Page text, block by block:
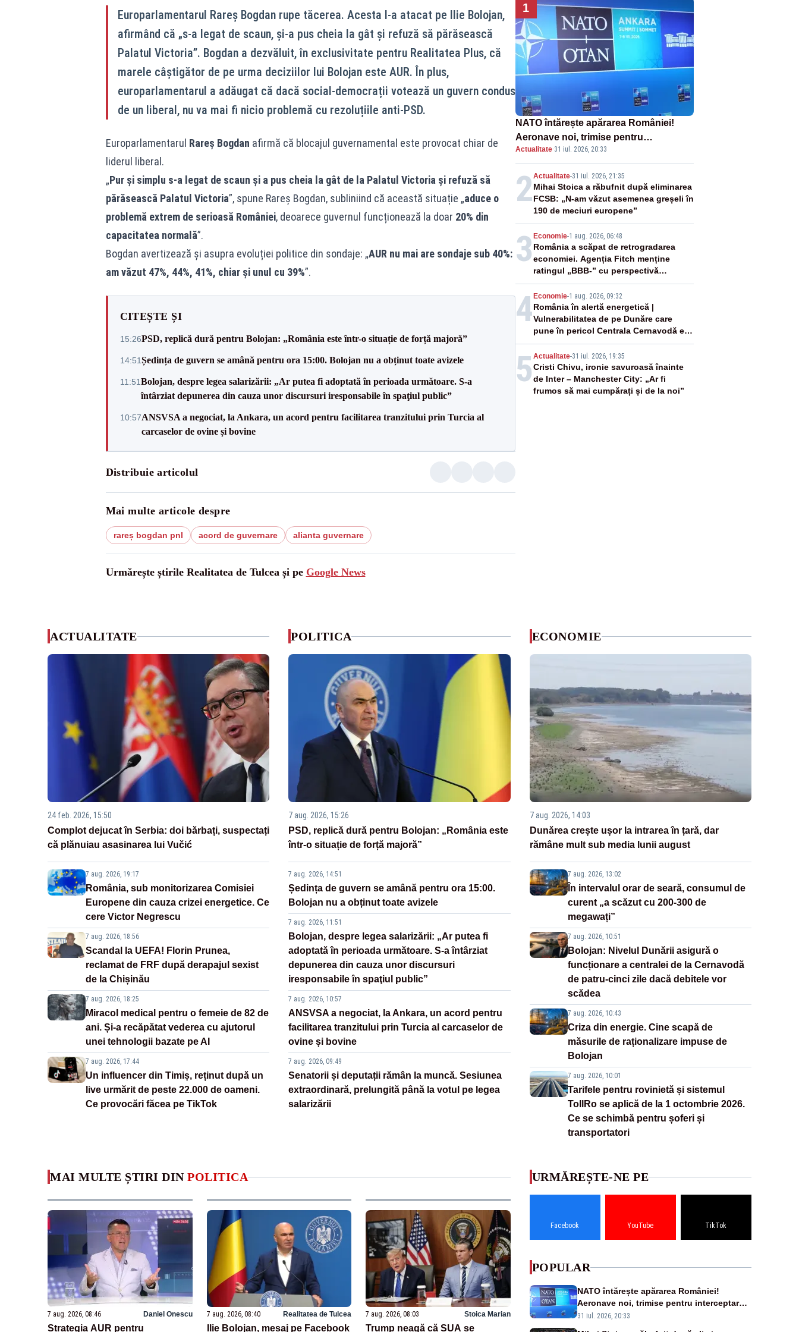
Europarlamentarul Rareș Bogdan rupe tăcerea. Acesta l-a atacat pe Ilie Bolojan,
afirmând că „s-a legat de scaun, și-a pus cheia la gât și refuză să părăsească
Palatul Victoria”. Bogdan a dezvăluit, în exclusivitate pentru Realitatea Plus, că
marele câștigător de pe urma deciziilor lui Bolojan este AUR. În plus,
europarlamentarul a adăugat că dacă social-democrații votează un guvern condus
de un liberal, nu va mai fi nicio problemă cu rezoluțiile anti-PSD.
Europarlamentarul Rareș Bogdan afirmă că blocajul guvernamental este provocat chiar de
liderul liberal.
„Pur și simplu s-a legat de scaun și a pus cheia la gât de la Palatul Victoria și refuză să
părăsească Palatul Victoria”, spune Rareș Bogdan, subliniind că această situație „aduce o
problemă extrem de serioasă României, deoarece guvernul funcționează la doar 20% din
capacitatea normală”.
Bogdan avertizează și asupra evoluției politice din sondaje: „AUR nu mai are sondaje sub 40%:
am văzut 47%, 44%, 41%, chiar și unul cu 39%”.
CITEȘTE ȘI
15:26PSD, replică dură pentru Bolojan: „România este într-o situație de forță majoră”
14:51Ședința de guvern se amână pentru ora 15:00. Bolojan nu a obținut toate avizele
11:51Bolojan, despre legea salarizării: „Ar putea fi adoptată în perioada următoare. S-a
întârziat depunerea din cauza unor discursuri iresponsabile în spaţiul public”
10:57ANSVSA a negociat, la Ankara, un acord pentru facilitarea tranzitului prin Turcia al
carcaselor de ovine și bovine
Distribuie articolul
Mai multe articole despre
rareș bogdan pnl acord de guvernare alianta guvernare
Urmărește știrile Realitatea de Tulcea și pe Google News
1
NATO întărește apărarea României!
Aeronave noi, trimise pentru
interceptarea și distrugerea dronelor
Actualitate·31 iul. 2026, 20:33
2Actualitate-31 iul. 2026, 21:35
Mihai Stoica a răbufnit după eliminarea
FCSB: „N-am văzut asemenea greșeli în
190 de meciuri europene”
3 Economie-1 aug. 2026, 06:48
România a scăpat de retrogradarea
economiei. Agenția Fitch menține
ratingul „BBB-” cu perspectivă
negativă
4 Economie-1 aug. 2026, 09:32
România în alertă energetică |
Vulnerabilitatea de pe Dunăre care
pune în pericol Centrala Cernavodă era
cunoscută de pe vremea lui Ceaușescu
5 Actualitate-31 iul. 2026, 19:35
Cristi Chivu, ironie savuroasă înainte
de Inter – Manchester City: „Ar fi
frumos să mai cumpărați și de la noi”
ACTUALITATE
24 feb. 2026, 15:50
Complot dejucat în Serbia: doi bărbați, suspectați
că plănuiau asasinarea lui Vučić
7 aug. 2026, 19:17
România, sub monitorizarea Comisiei
Europene din cauza crizei energetice. Ce
cere Victor Negrescu
7 aug. 2026, 18:56
Scandal la UEFA! Florin Prunea,
reclamat de FRF după derapajul sexist
de la Chișinău
7 aug. 2026, 18:25
Miracol medical pentru o femeie de 82 de
ani. Și-a recăpătat vederea cu ajutorul
unei tehnologii bazate pe AI
7 aug. 2026, 17:44
Un influencer din Timiș, reținut după un
live urmărit de peste 22.000 de oameni.
Ce provocări făcea pe TikTok
POLITICA
7 aug. 2026, 15:26
PSD, replică dură pentru Bolojan: „România este
într-o situație de forță majoră”
7 aug. 2026, 14:51
Ședința de guvern se amână pentru ora 15:00.
Bolojan nu a obținut toate avizele
7 aug. 2026, 11:51
Bolojan, despre legea salarizării: „Ar putea fi
adoptată în perioada următoare. S-a întârziat
depunerea din cauza unor discursuri
iresponsabile în spaţiul public”
7 aug. 2026, 10:57
ANSVSA a negociat, la Ankara, un acord pentru
facilitarea tranzitului prin Turcia al carcaselor de
ovine și bovine
7 aug. 2026, 09:49
Senatorii și deputații rămân la muncă. Sesiunea
extraordinară, prelungită până la votul pe legea
salarizării
ECONOMIE
7 aug. 2026, 14:03
Dunărea crește ușor la intrarea în țară, dar
rămâne mult sub media lunii august
7 aug. 2026, 13:02
În intervalul orar de seară, consumul de
curent „a scăzut cu 200-300 de
megawați”
7 aug. 2026, 10:51
Bolojan: Nivelul Dunării asigură o
funcționare a centralei de la Cernavodă
de patru-cinci zile dacă debitele vor
scădea
7 aug. 2026, 10:43
Criza din energie. Cine scapă de
măsurile de raționalizare impuse de
Bolojan
7 aug. 2026, 10:01
Tarifele pentru rovinietă și sistemul
TollRo se aplică de la 1 octombrie 2026.
Ce se schimbă pentru șoferi și
transportatori
MAI MULTE ȘTIRI DIN POLITICA
7 aug. 2026, 08:46 Daniel Onescu
Strategia AUR pentru
7 aug. 2026, 08:40 Realitatea de Tulcea
Ilie Bolojan, mesaj pe Facebook
7 aug. 2026, 08:03 Stoica Marian
Trump neagă că SUA se
URMĂREȘTE-NE PE
Facebook YouTube TikTok
POPULAR
NATO întărește apărarea României!
Aeronave noi, trimise pentru interceptarea
și distrugerea dronelor
31 iul. 2026, 20:33